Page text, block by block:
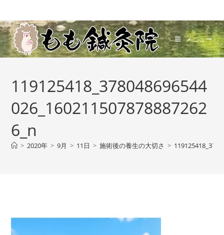
ン
テ
ン
ツ
メニュー
119125418_378048696544
026_160211507878887262
6_n
> 2020年 > 9月 > 11日 > 施術後の養生の大切さ >